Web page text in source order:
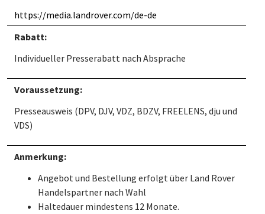
https://media.landrover.com/de-de
Rabatt:
Individueller Presserabatt nach Absprache
Voraussetzung:
Presseausweis (DPV, DJV, VDZ, BDZV, FREELENS, dju und
VDS)
Anmerkung:
Angebot und Bestellung erfolgt über Land Rover
Handelspartner nach Wahl
Haltedauer mindestens 12 Monate.